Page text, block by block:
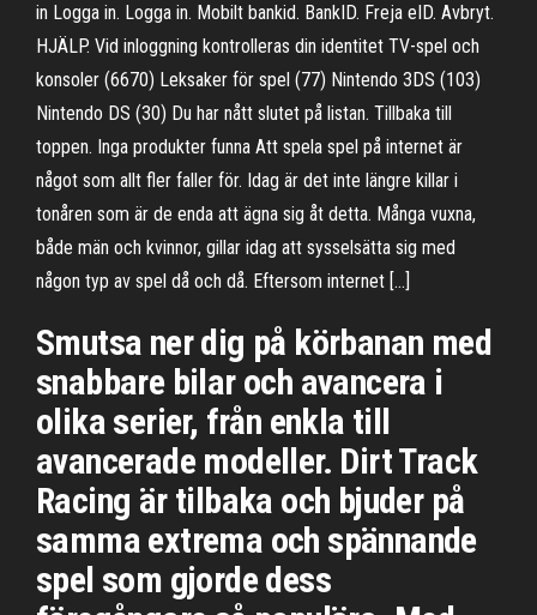
in Logga in. Logga in. Mobilt bankid. BankID. Freja eID. Avbryt.
HJÄLP. Vid inloggning kontrolleras din identitet TV-spel och
konsoler (6670) Leksaker för spel (77) Nintendo 3DS (103)
Nintendo DS (30) Du har nått slutet på listan. Tillbaka till
toppen. Inga produkter funna Att spela spel på internet är
något som allt fler faller för. Idag är det inte längre killar i
tonåren som är de enda att ägna sig åt detta. Många vuxna,
både män och kvinnor, gillar idag att sysselsätta sig med
någon typ av spel då och då. Eftersom internet […]
Smutsa ner dig på körbanan med
snabbare bilar och avancera i
olika serier, från enkla till
avancerade modeller. Dirt Track
Racing är tilbaka och bjuder på
samma extrema och spännande
spel som gjorde dess